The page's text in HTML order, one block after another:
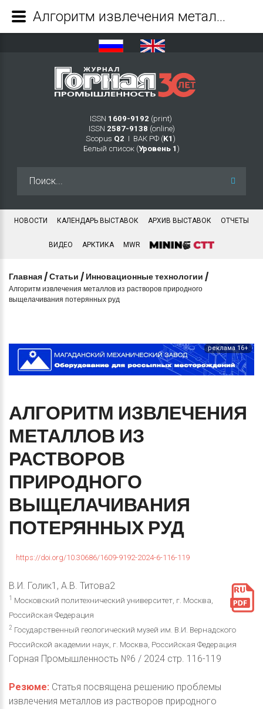
ISSN 1609-9192 (print)
ISSN 2587-9138 (online)
Scopus Q2 Ι ВАК РФ (K1 )
Белый список (Уровень 1 )
НОВОСТИ КАЛЕНДАРЬ ВЫСТАВОК АРХИВ ВЫСТАВОК ОТЧЕТЫ
ВИДЕО АРКТИКА MWR
Главная /Статьи / Инновационные технологии /
Алгоритм извлечения металлов из растворов природного
выщелачивания потерянных руд
реклама 16+
АЛГОРИТМ ИЗВЛЕЧЕНИЯ
МЕТАЛЛОВ ИЗ
РАСТВОРОВ
ПРИРОДНОГО
ВЫЩЕЛАЧИВАНИЯ
ПОТЕРЯННЫХ РУД
https://doi.org/10.30686/1609-9192-2024-6-116-119
В.И. Голик1, А.В. Титова2
1
Московский политехнический университет, г. Москва,
Российская Федерация
2 Государственный геологический музей им. В.И. Вернадского
Российской академии наук, г. Москва, Российская Федерация
Горная Промышленность №6 / 2024 стр. 116-119
Резюме: Статья посвящена решению проблемы
извлечения металлов из растворов природного
Алгоритм извлечения металлов из растворов природного выщелачивания потерянных руд - Журнал Горная промышленность